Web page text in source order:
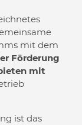
mit dem
Förderung
mit
ist das